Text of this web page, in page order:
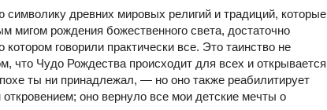
символику древних мировых религий и традиций, которые
мигом рождения божественного света, достаточно
говорили практически все. Это таинство не
что Чудо Рождества происходит для всех и открывается
ты ни принадлежал, — но оно также реабилитирует
оно вернуло все мои детские мечты о